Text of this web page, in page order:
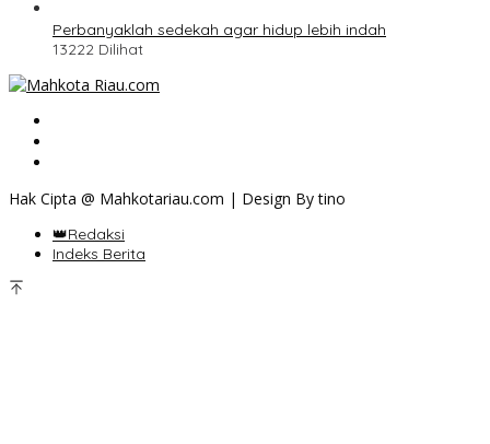
Perbanyaklah sedekah agar hidup lebih indah
13222 Dilihat
Hak Cipta @ Mahkotariau.com | Design By tino
👑Redaksi
Indeks Berita